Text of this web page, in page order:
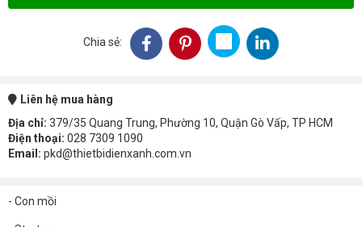
Chia sẻ:
Liên hệ mua hàng
Địa chỉ: 379/35 Quang Trung, Phường 10, Quận Gò Vấp, TP HCM
Điện thoại: 028 7309 1090
Email: pkd@thietbidienxanh.com.vn
- Con mồi